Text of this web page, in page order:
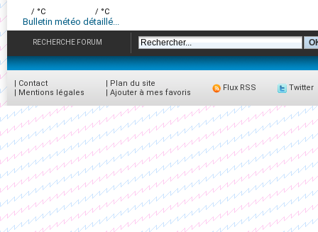
/ °C / °C
Bulletin météo détaillé...
RECHERCHE FORUM
| Contact
| Mentions légales
| Plan du site
| Ajouter à mes favoris
Flux RSS Twitter